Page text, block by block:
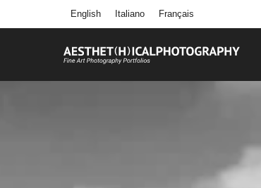
English Italiano Français